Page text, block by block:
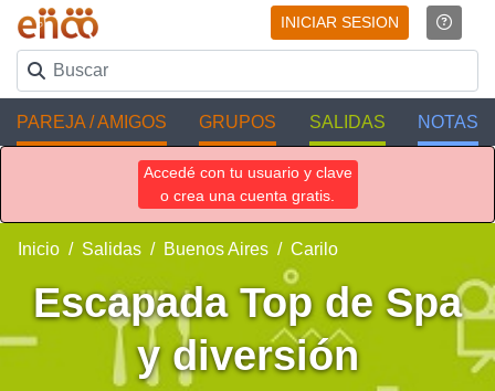
INICIAR SESION
PAREJA / AMIGOS GRUPOS SALIDAS NOTAS
Accedé con tu usuario y clave
o crea una cuenta gratis.
Inicio Salidas Buenos Aires Carilo
Escapada Top de Spa
y diversión